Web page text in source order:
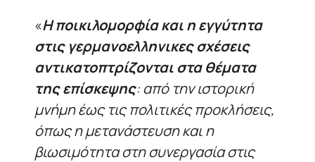
«Η ποικιλομορφία και η εγγύτητα
στις γερμανοελληνικες σχέσεις
αντικατοπτρίζονται στα θέματα
της επίσκεψης: από την ιστορική
μνήμη έως τις πολιτικές προκλήσεις,
όπως η μετανάστευση και η
βιωσιμότητα στη συνεργασία στις